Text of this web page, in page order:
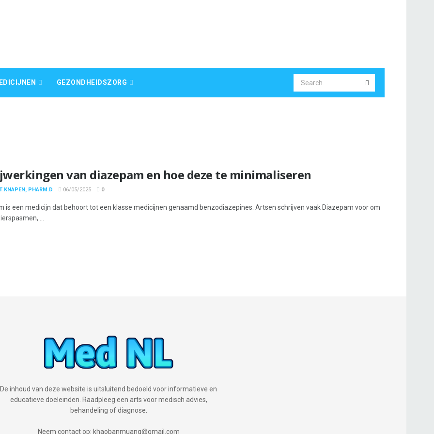
GEZONDHEIDSZORG
van diazepam en hoe deze te minimaliseren
KNAPEN, PHARM.D 06/05/2025 0
is een medicijn dat behoort tot een klasse medicijnen genaamd benzodiazepines. Artsen schrijven vaak Diazepam voor om
...
De inhoud van deze website is uitsluitend bedoeld voor informatieve en
educatieve doeleinden. Raadpleeg een arts voor medisch advies,
behandeling of diagnose.
Neem contact op: khaobanmuang@gmail.com